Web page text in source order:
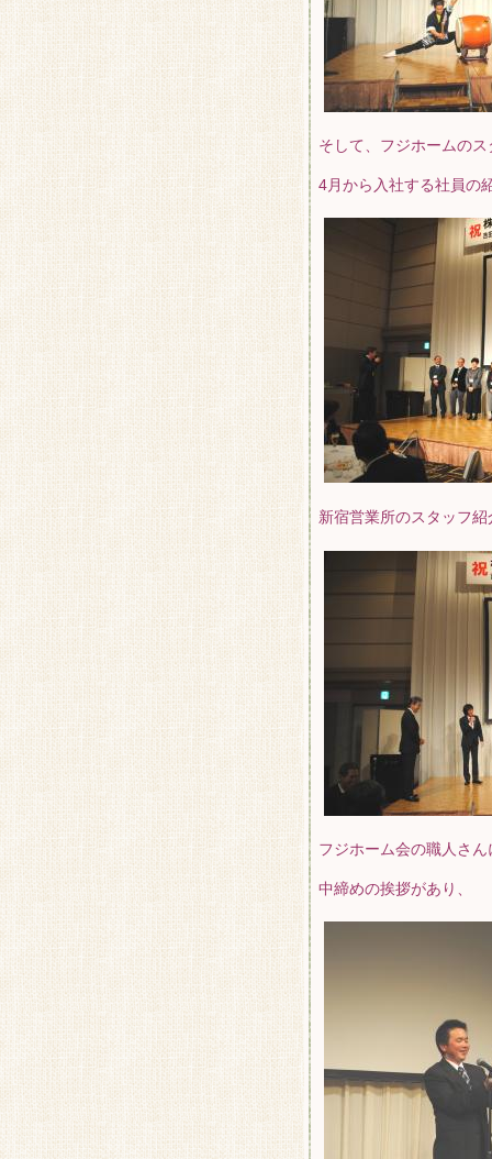
そして、フジホームの
4月から入社する社員の
新宿営業所のスタッフ紹
フジホーム会の職人さん
中締めの挨拶があり、